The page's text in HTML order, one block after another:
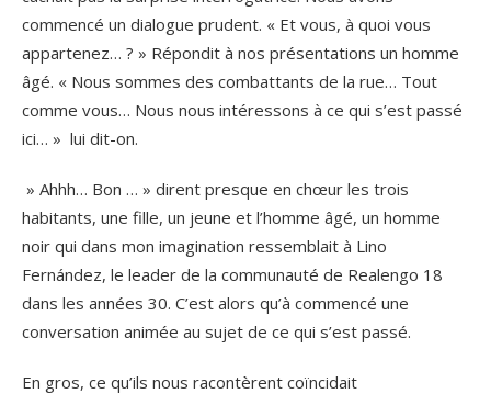
commencé un dialogue prudent. « Et vous, à quoi vous
appartenez… ? » Répondit à nos présentations un homme
âgé. « Nous sommes des combattants de la rue… Tout
comme vous… Nous nous intéressons à ce qui s’est passé
ici… » lui dit-on.
» Ahhh… Bon … » dirent presque en chœur les trois
habitants, une fille, un jeune et l’homme âgé, un homme
noir qui dans mon imagination ressemblait à Lino
Fernández, le leader de la communauté de Realengo 18
dans les années 30. C’est alors qu’à commencé une
conversation animée au sujet de ce qui s’est passé.
En gros, ce qu’ils nous racontèrent coïncidait